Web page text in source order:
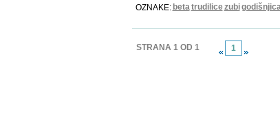
OZNAKE: betatrudilicezubi
STRANA 1 OD 1 1